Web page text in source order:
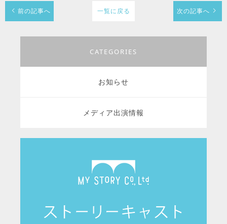
一覧に戻る
前の記事へ 次の記事へ
CATEGORIES
お知らせ
メディア出演情報